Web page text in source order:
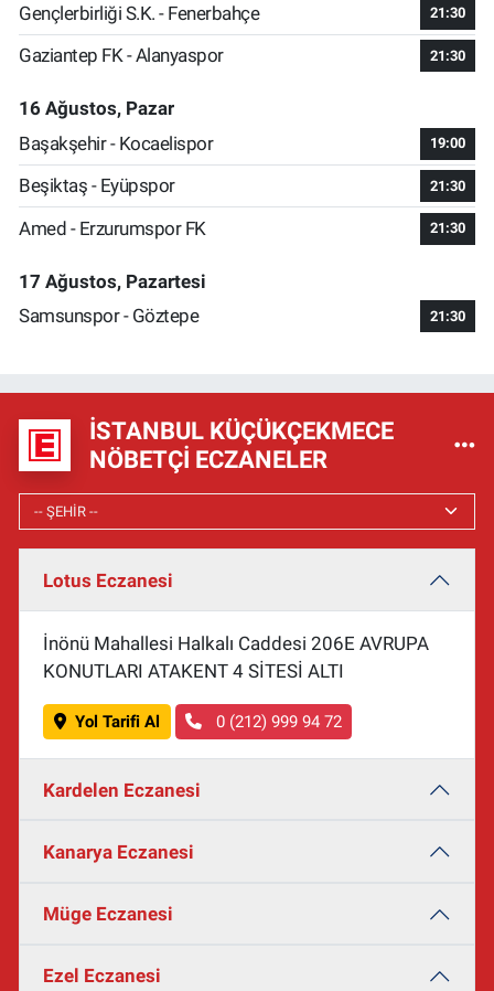
Gençlerbirliği S.K. - Fenerbahçe 21:30
Gaziantep FK - Alanyaspor 21:30
16 Ağustos, Pazar
Başakşehir - Kocaelispor
19:00
Beşiktaş - Eyüpspor 21:30
Amed - Erzurumspor FK 21:30
17 Ağustos, Pazartesi
Samsunspor - Göztepe
21:30
İSTANBUL KÜÇÜKÇEKMECE
NÖBETÇI ECZANELER
Lotus Eczanesi
İnönü Mahallesi Halkalı Caddesi 206E AVRUPA
KONUTLARI ATAKENT 4 SİTESİ ALTI
Yol Tarifi Al 0 (212) 999 94 72
Kardelen Eczanesi
Kanarya Eczanesi
Müge Eczanesi
Ezel Eczanesi